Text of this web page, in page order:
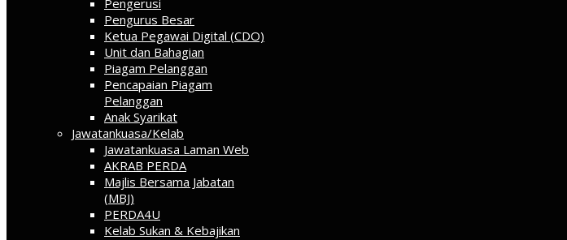
Pengerusi
Pengurus Besar
Ketua Pegawai Digital (CDO)
Unit dan Bahagian
Piagam Pelanggan
Pencapaian Piagam
Pelanggan
Anak Syarikat
Jawatankuasa/Kelab
Jawatankuasa Laman Web
AKRAB PERDA
Majlis Bersama Jabatan
(MBJ)
PERDA4U
Kelab Sukan & Kebajikan